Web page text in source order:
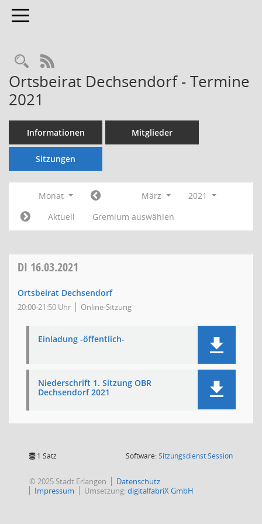
Toggle navigation
Rechercheauswahl
RSS-Feed
Ortsbeirat Dechsendorf - Termine
2021
Informationen Mitglieder
Sitzungen
Monat März
2021
Aktuell
Gremium auswählen
DI 16.03.2021
Ortsbeirat Dechsendorf
20:00-21:50 Uhr Online-Sitzung
Einladung -öffentlich-
Niederschrift 1. Sitzung OBR
Dechsendorf 2021
1 Satz Software:SitzungsdienstSession(Wird in
© 2025 Stadt Erlangen
Datenschutz
Impressum
Umsetzung:digitalfabriX GmbH